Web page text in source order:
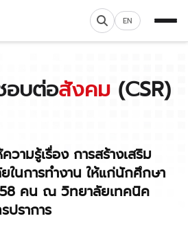
EN
อบต่อสังคม (CSR)
วามรู้เรื่อง การสร้างเสริม
นการทำงาน ให้แก่นักศึกษา
คน ณ วิทยาลัยเทคนิค
ปราการ